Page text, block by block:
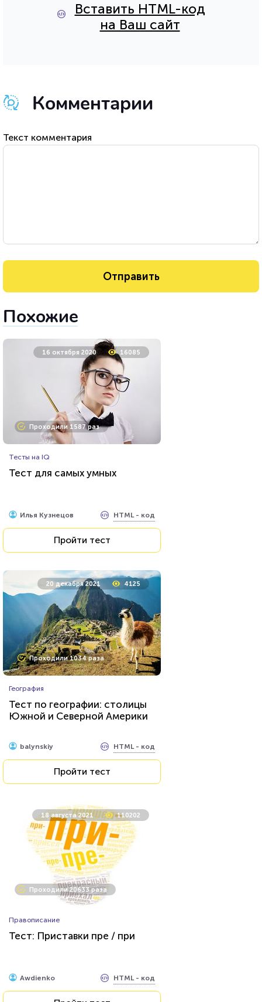
Вставить HTML-код
на Ваш сайт
Комментарии
Текст комментария
Похожие
16 октября 2020 16085
Проходили 1587 раз
Тесты на IQ
Тест для самых умных
Илья Кузнецов HTML - код
Пройти тест
20 декабря 2021 4125
Проходили 1034 раза
География
Тест по географии: столицы
Южной и Северной Америки
balynskiy HTML - код
Пройти тест
18 августа 2021 110202
Проходили 20633 раза
Правописание
Тест: Приставки пре / при
Awdienko HTML - код